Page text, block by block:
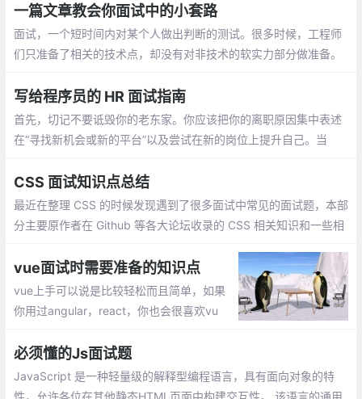
对象自身的属性
一篇文章教会你面试中的小套路
面试，一个短时间内对某个人做出判断的测试。很多时候，工程师
们只准备了相关的技术点，却没有对非技术的软实力部分做准备。
中尤为关键。鉴于当前业界也没有特别契合的攻略文档，仅有有几
篇文章还是HR写的，特有此文
写给程序员的 HR 面试指南
首先，切记不要诋毁你的老东家。你应该把你的离职原因集中表述
在“寻找新机会或新的平台”以及尝试在新的岗位上提升自己。当
CSS 面试知识点总结
最近在整理 CSS 的时候发现遇到了很多面试中常见的面试题，本部
分主要原作者在 Github 等各大论坛收录的 CSS 相关知识和一些相
以来一次全方位的检漏和排查
vue面试时需要准备的知识点
vue上手可以说是比较轻松而且简单，如果
你用过angular，react，你也会很喜欢vu
渐进式框架，关注视图的变化。这也是为什
么新建的文件是结构是template script styl
e
必须懂的Js面试题
JavaScript 是一种轻量级的解释型编程语言，具有面向对象的特
性，允许各位在其他静态HTML页面中构建交互性。 该语言的通用